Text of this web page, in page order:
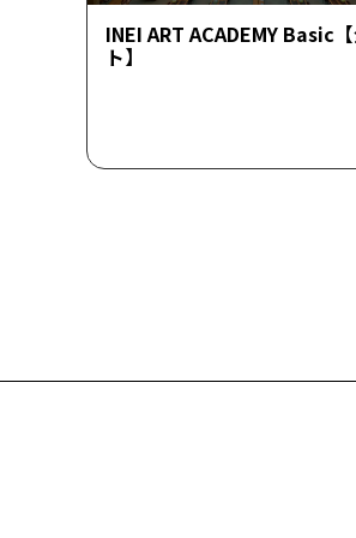
INEI ART ACADEMY Basic
ト】